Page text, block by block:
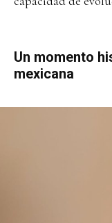
Un momento
mexicana